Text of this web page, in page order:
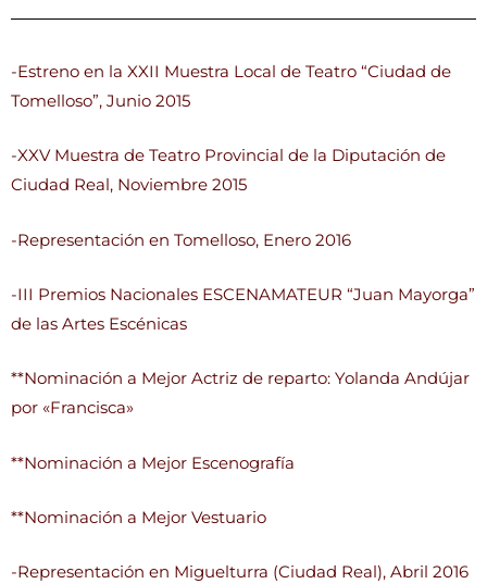
-Estreno en la XXII Muestra Local de Teatro “Ciudad de
Tomelloso”, Junio 2015
-XXV Muestra de Teatro Provincial de la Diputación de
Ciudad Real, Noviembre 2015
-Representación en Tomelloso, Enero 2016
-III Premios Nacionales ESCENAMATEUR “Juan Mayorga”
de las Artes Escénicas
**Nominación a Mejor Actriz de reparto: Yolanda Andújar
por «Francisca»
**Nominación a Mejor Escenografía
**Nominación a Mejor Vestuario
-Representación en Miguelturra (Ciudad Real), Abril 2016